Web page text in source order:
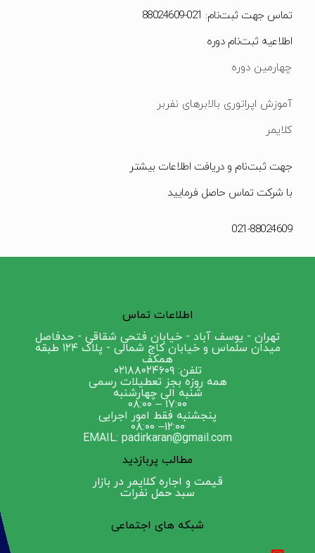
تماس جهت ثبت‌نام: 021-88024609
اطلاعیه ثبت‌نام دوره
چهارمین دوره
آموزش اپراتوری بالابرهای نفربر
کلایمر
جهت ثبت‌نام و دریافت اطلاعات بیشتر
با شرکت تماس حاصل فرمایید
021-88024609
اطلاعات تماس
تهران - یوسف آباد - خیابان فتحی شقاقی - حدفاصل
میدان سلماس و خیابان کاج شمالی - پلاک ۱۲۴ طبقه
همکف
تلفن: ۰۲۱۸۸۰۲۴۶۰۹
همه روزه بجز تعطیلات رسمی
شنبه الی چهارشنبه
۱۷:۰۰ – ۰۸:۰۰
پنجشنبه فقط امور اجرایی
۱۲:۰۰– ۰۸:۰۰
EMAIL: padirkaran@gmail.com
مطالب پربازدید
قیمت و اجاره کلایمر در بازار
سبد حمل نفرات
شبکه های اجتماعی